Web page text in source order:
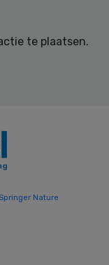
te plaatsen.
Springer Nature